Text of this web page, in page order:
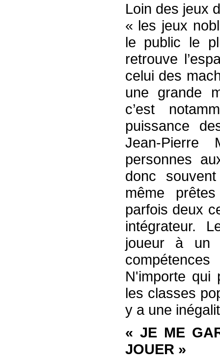
Loin des jeux
« les jeux
le public le
retrouve
celui des
une grande
c’est
puissance
Jean-
personnes
donc
même
parfois deux
intégrateur.
joueur à un
N'importe qui
les classes
y a une
« JE ME
JOUER »